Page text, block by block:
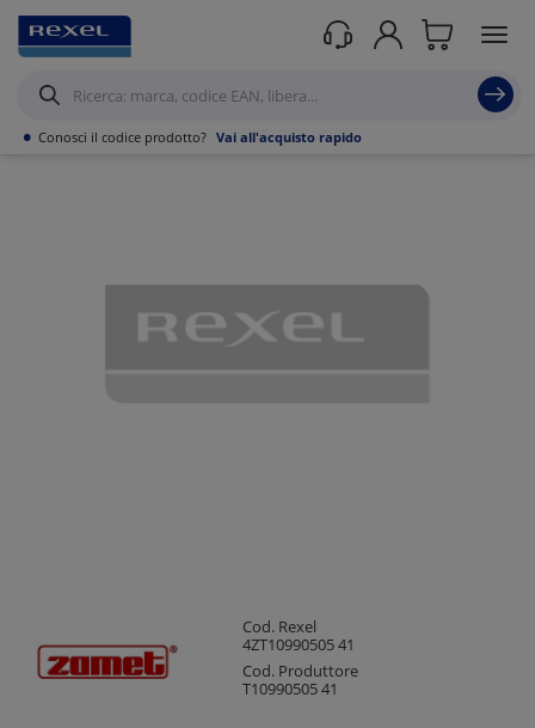
• Conosci il codice prodotto? Vai all'acquisto rapido
Prodotti /Canalizzazioni Canaline Passacavi Industriali in Metallo/Curve,
Derivazioni e accessori per Canale forato
Cod. Rexel
4ZT10990505 41
Cod. Produttore
T10990505 41